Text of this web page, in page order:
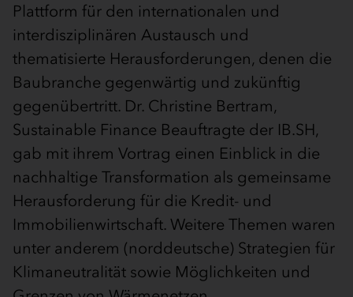
Plattform für den internationalen und
interdisziplinären Austausch und
thematisierte Herausforderungen, denen die
Baubranche gegenwärtig und zukünftig
gegenübertritt. Dr. Christine Bertram,
Sustainable Finance Beauftragte der IB.SH,
gab mit ihrem Vortrag einen Einblick in die
nachhaltige Transformation als gemeinsame
Herausforderung für die Kredit- und
Immobilienwirtschaft. Weitere Themen waren
unter anderem (norddeutsche) Strategien für
Klimaneutralität sowie Möglichkeiten und